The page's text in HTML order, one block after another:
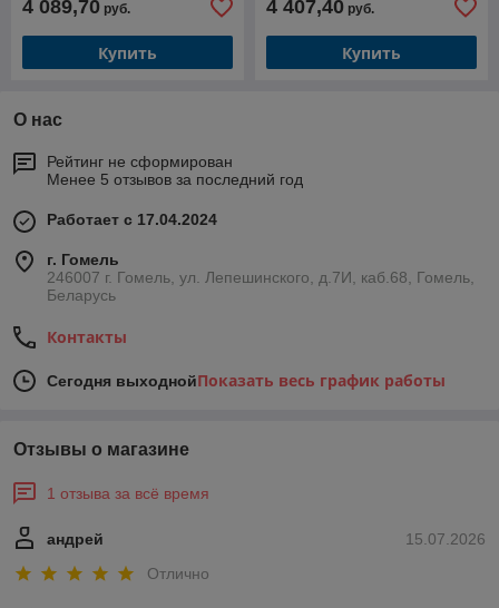
4 089,70 руб.
Купить
4 407,40 руб.
Купить
О нас
Рейтинг не сформирован
Менее 5 отзывов за последний год
Работает с 17.04.2024
г. Гомель
246007 г. Гомель, ул. Лепешинского, д.7И, каб.68, Гомель,
Беларусь
Контакты
Сегодня выходнойПоказать весь график работы
Отзывы о магазине
1 отзыва за всё время
15.07.2026
андрей
Отлично